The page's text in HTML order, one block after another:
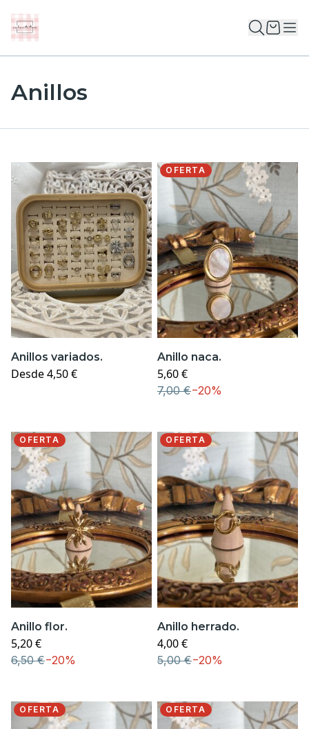
Anillos
Anillos variados.
Desde4,50 €
OFERTA
Anillo naca.
5,60 €
7,00 €−20%
OFERTA
Anillo flor.
5,20 €
6,50 €−20%
OFERTA
Anillo herrado.
4,00 €
5,00 €−20%
OFERTA OFERTA